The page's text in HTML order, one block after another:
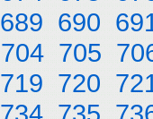
689 690
704 705
719 720